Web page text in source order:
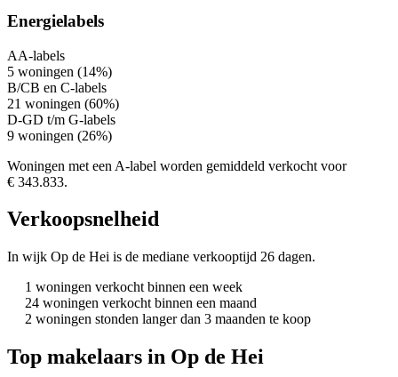
Energielabels
AA-labels
5 woningen (14%)
B/CB en C-labels
21 woningen (60%)
D-GD t/m G-labels
9 woningen (26%)
Woningen met een A-label worden gemiddeld verkocht voor
€ 343.833.
Verkoopsnelheid
In wijk Op de Hei is de mediane verkooptijd 26 dagen.
1 woningen verkocht binnen een week
24 woningen verkocht binnen een maand
2 woningen stonden langer dan 3 maanden te koop
Top makelaars in Op de Hei